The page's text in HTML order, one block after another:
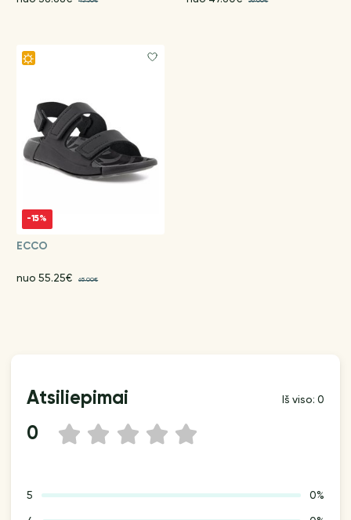
-15%
ECCO
nuo 55.25€ 65.00€
Atsiliepimai Iš viso: 0
0 5
4
3
2
1
5 0%